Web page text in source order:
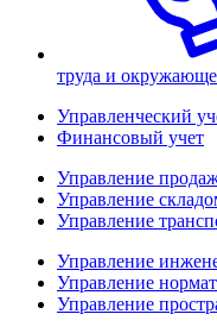
труда и
Управленческий
Финансовый учет
Управление
Управление
Управление
Управление
Управление
Управление